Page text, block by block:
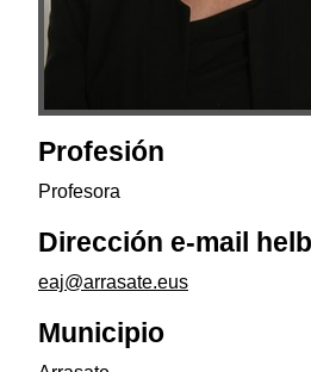
Profesión
Profesora
Dirección e-mail
eaj@arrasate.eus
Municipio